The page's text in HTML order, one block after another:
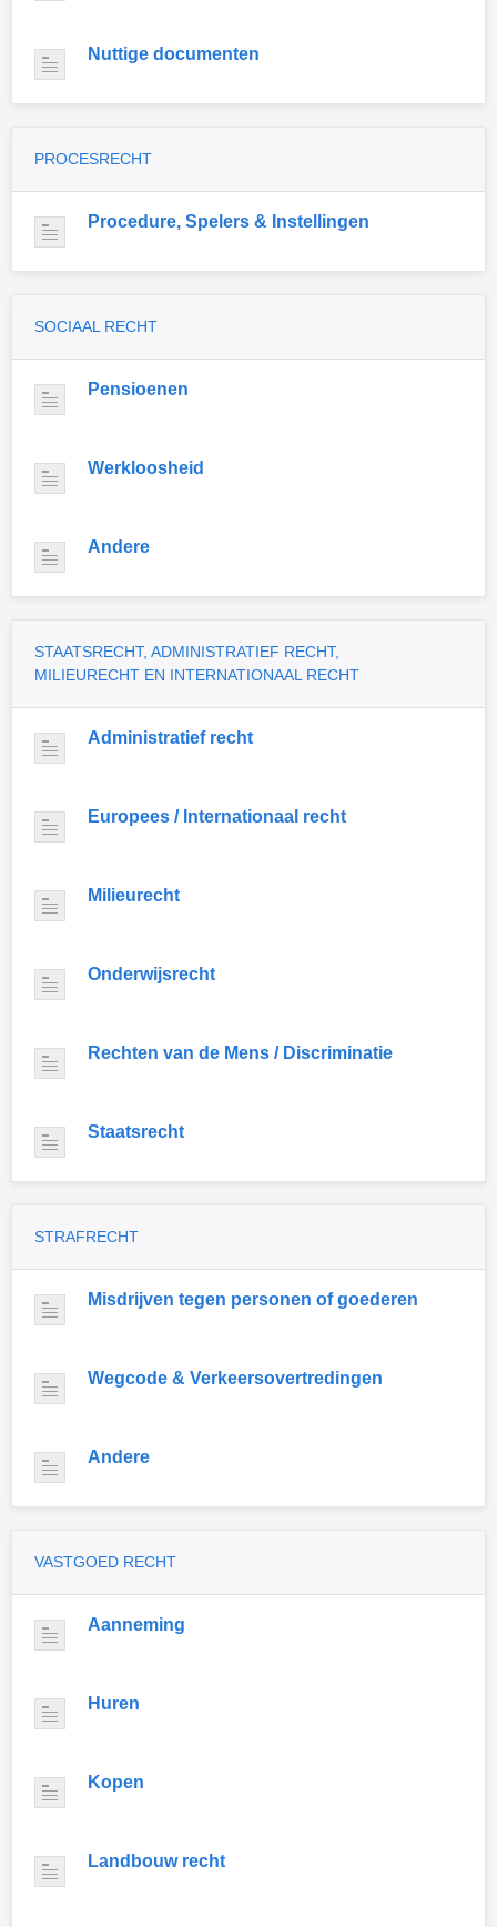
Nuttige documenten
PROCESRECHT
Procedure, Spelers & Instellingen
SOCIAAL RECHT
Pensioenen
Werkloosheid
Andere
STAATSRECHT, ADMINISTRATIEF RECHT,
MILIEURECHT EN INTERNATIONAAL RECHT
Administratief recht
Europees / Internationaal recht
Milieurecht
Onderwijsrecht
Rechten van de Mens / Discriminatie
Staatsrecht
STRAFRECHT
Misdrijven tegen personen of goederen
Wegcode & Verkeersovertredingen
Andere
VASTGOED RECHT
Aanneming
Huren
Kopen
Landbouw recht